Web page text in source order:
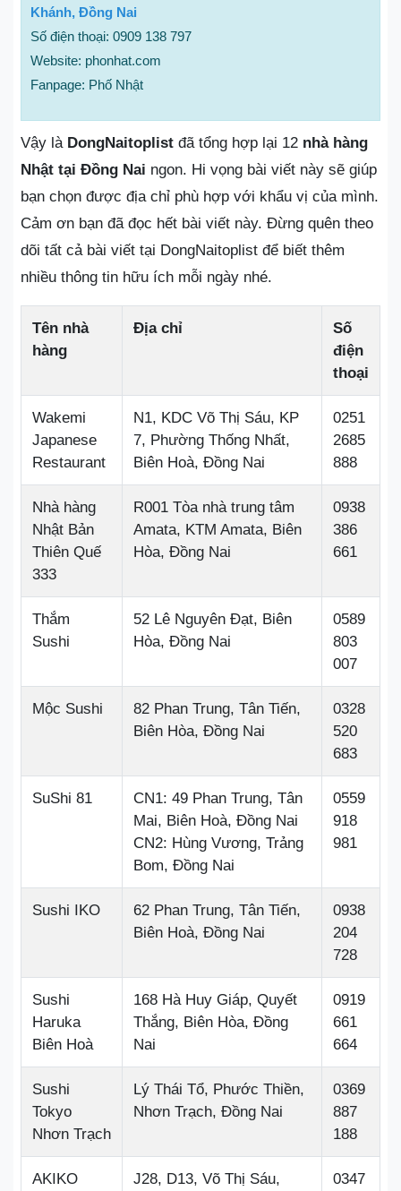
Khánh, Đồng Nai
Số điện thoại: 0909 138 797
Website: phonhat.com
Fanpage: Phố Nhật
Vậy là DongNaitoplist đã tổng hợp lại 12 nhà hàng
Nhật tại Đồng Nai ngon. Hi vọng bài viết này sẽ giúp
bạn chọn được địa chỉ phù hợp với khẩu vị của mình.
Cảm ơn bạn đã đọc hết bài viết này. Đừng quên theo
dõi tất cả bài viết tại DongNaitoplist để biết thêm
nhiều thông tin hữu ích mỗi ngày nhé.
Tên nhà
hàng
Địa chỉ
Số
điện
thoại
Wakemi
Japanese
Restaurant
N1, KDC Võ Thị Sáu, KP
7, Phường Thống Nhất,
Biên Hoà, Đồng Nai
0251
2685
888
Nhà hàng
Nhật Bản
Thiên Quế
333
R001 Tòa nhà trung tâm
Amata, KTM Amata, Biên
Hòa, Đồng Nai
0938
386
661
Thắm
Sushi
52 Lê Nguyên Đạt, Biên
Hòa, Đồng Nai
0589
803
007
Mộc Sushi
82 Phan Trung, Tân Tiến,
Biên Hòa, Đồng Nai
0328
520
683
SuShi 81
CN1: 49 Phan Trung, Tân
Mai, Biên Hoà, Đồng Nai
CN2: Hùng Vương, Trảng
Bom, Đồng Nai
0559
918
981
Sushi IKO
62 Phan Trung, Tân Tiến,
Biên Hoà, Đồng Nai
0938
204
728
Sushi
Haruka
Biên Hoà
168 Hà Huy Giáp, Quyết
Thắng, Biên Hòa, Đồng
Nai
0919
661
664
Sushi
Tokyo
Nhơn Trạch
Lý Thái Tổ, Phước Thiền,
Nhơn Trạch, Đồng Nai
0369
887
188
AKIKO J28, D13, Võ Thị Sáu, 0347